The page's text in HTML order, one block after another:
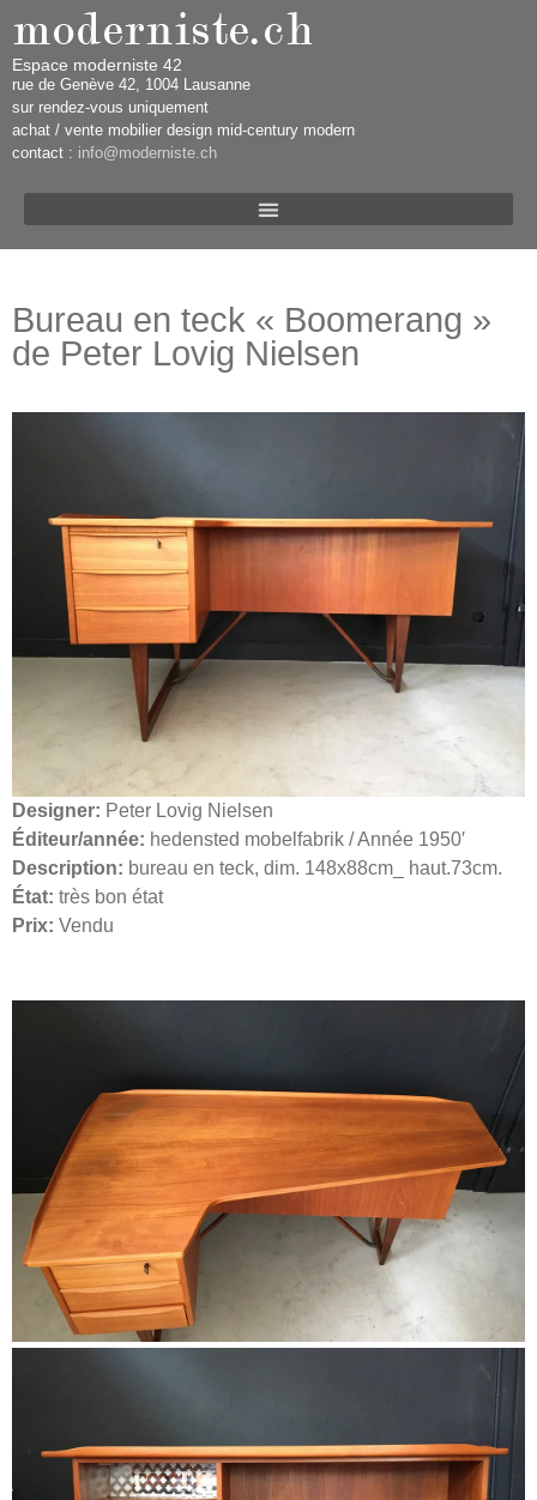
Espace moderniste 42
rue d​​​​e Genève 42, 1004 Lausanne​​
sur rendez-vous uniquement ​​​
​achat / vente mobilier design mid-century modern
contact : info@moderniste.ch
Bureau en teck « Boomerang »
de Peter Lovig Nielsen
Designer: Peter Lovig Nielsen
Éditeur/année: hedensted mobelfabrik / Année 1950′
Description: bureau en teck, dim. 148x88cm_ haut.73cm.
État: très bon état
Prix: Vendu